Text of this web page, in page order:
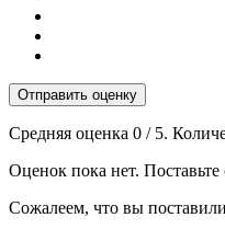
Отправить оценку
Средняя оценка 0 / 5.
Оценок пока нет.
Сожалеем, что вы